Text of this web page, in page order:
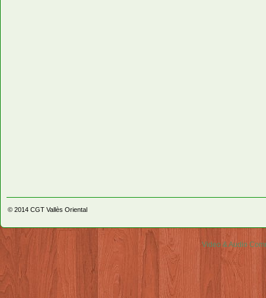
© 2014 CGT Vallès Oriental
Video & Audio